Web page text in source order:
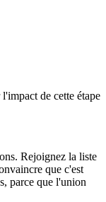
de cette étape
Rejoignez la liste
que c'est
parce que l'union